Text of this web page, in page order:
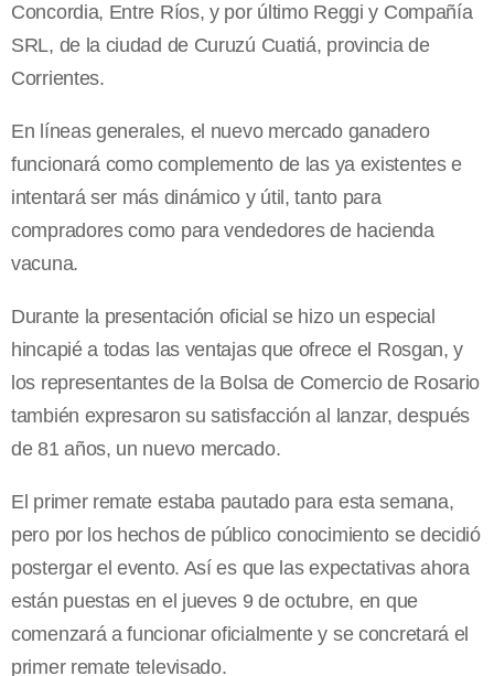
Concordia, Entre Ríos, y por último Reggi y Compañía
SRL, de la ciudad de Curuzú Cuatiá, provincia de
Corrientes.
En líneas generales, el nuevo mercado ganadero
funcionará como complemento de las ya existentes e
intentará ser más dinámico y útil, tanto para
compradores como para vendedores de hacienda
vacuna.
Durante la presentación oficial se hizo un especial
hincapié a todas las ventajas que ofrece el Rosgan, y
los representantes de la Bolsa de Comercio de Rosario
también expresaron su satisfacción al lanzar, después
de 81 años, un nuevo mercado.
El primer remate estaba pautado para esta semana,
pero por los hechos de público conocimiento se decidió
postergar el evento. Así es que las expectativas ahora
están puestas en el jueves 9 de octubre, en que
comenzará a funcionar oficialmente y se concretará el
primer remate televisado.